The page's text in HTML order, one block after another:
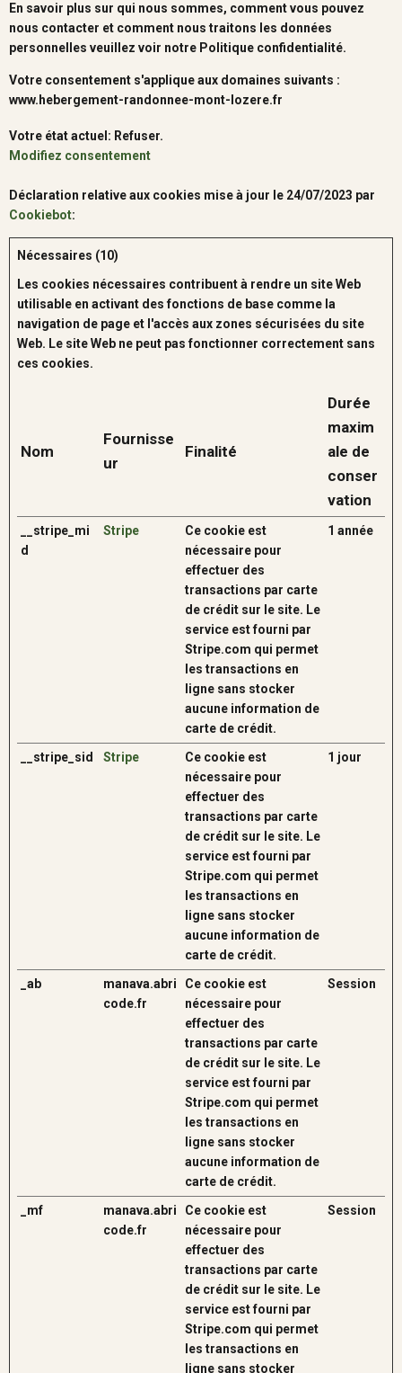
En savoir plus sur qui nous sommes, comment vous pouvez
nous contacter et comment nous traitons les données
personnelles veuillez voir notre Politique confidentialité.
Votre consentement s'applique aux domaines suivants :
www.hebergement-randonnee-mont-lozere.fr
Votre état ​​actuel: Refuser.
Modifiez consentement
Déclaration relative aux cookies mise à jour le 24/07/2023 par
Cookiebot:
Nécessaires (10)
Les cookies nécessaires contribuent à rendre un site Web
utilisable en activant des fonctions de base comme la
navigation de page et l'accès aux zones sécurisées du site
Web. Le site Web ne peut pas fonctionner correctement sans
ces cookies.
Nom
Fournisse
ur
Finalité
Durée
maxim
ale de
conser
vation
__stripe_mi
d
Stripe
Ce cookie est
nécessaire pour
effectuer des
transactions par carte
de crédit sur le site. Le
service est fourni par
Stripe.com qui permet
les transactions en
ligne sans stocker
aucune information de
carte de crédit.
1 année
__stripe_sid Stripe
Ce cookie est
nécessaire pour
effectuer des
transactions par carte
de crédit sur le site. Le
service est fourni par
Stripe.com qui permet
les transactions en
ligne sans stocker
aucune information de
carte de crédit.
1 jour
_ab
manava.abri
code.fr
Ce cookie est
nécessaire pour
effectuer des
transactions par carte
de crédit sur le site. Le
service est fourni par
Stripe.com qui permet
les transactions en
ligne sans stocker
aucune information de
carte de crédit.
Session
_mf
manava.abri
code.fr
Ce cookie est
nécessaire pour
effectuer des
transactions par carte
de crédit sur le site. Le
service est fourni par
Stripe.com qui permet
les transactions en
ligne sans stocker
Session